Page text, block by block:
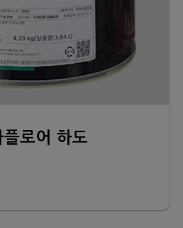
로어 하도